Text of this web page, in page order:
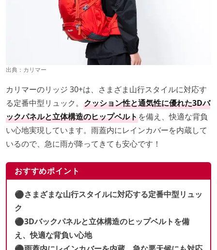
出典： カリマー
カリマーのリッジ 30+は、さまざま山行スタイルに対応す
る定番中型リュック。 クッション性と通気性に優れた3Dバ
ックパネルと立体構造のヒップベルトを備え、快適な背負
い心地実現しています。雨蓋内にレインカバーを内蔵して
いるので、急に雨が降ってきても安心です！
おすすめポイント
⚫︎さまざまな山行スタイルに対応する定番中型リュッ
ク
⚫︎3Dバックパネルと立体構造のヒップベルトを備
え、快適な背負い心地